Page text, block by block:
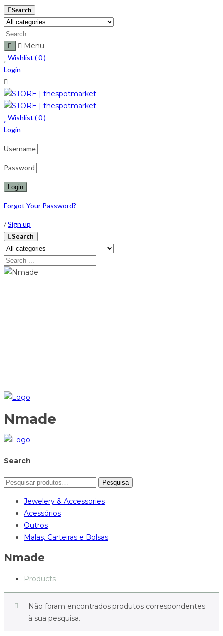
Search
Menu
Wishlist (0)
Login
Wishlist (0)
Login
Username
Password
Forgot Your Password?
/Sign up
Search
Nmade
Search
Pesquisa
Jewelery & Accessories
Acessórios
Outros
Malas, Carteiras e Bolsas
Nmade
Products
Não foram encontrados produtos correspondentes
à sua pesquisa.